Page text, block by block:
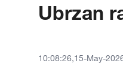
Ubrzan
10:08:26,15-May-